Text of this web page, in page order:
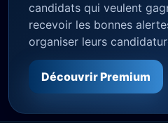
candidats qui veulent
recevoir les bonnes
organiser leurs
Découvrir Premium